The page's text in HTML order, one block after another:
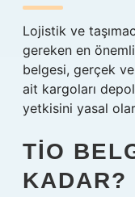
Lojistik ve
gereken en
belgesi, gerçek
ait kargoları
yetkisini yasal
TIO
KADAR?